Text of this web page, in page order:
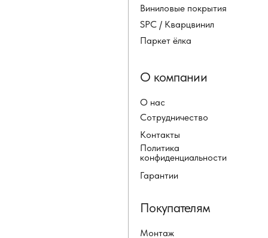
Виниловые покрытия
SPC / Кварцвинил
Паркет ёлка
О нас
Сотрудничество
Контакты
Политика
конфиденциальности
О компании
Монтаж
Покупателям
Гарантии